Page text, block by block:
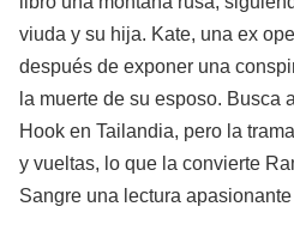
viuda y su hija. Kate, una ex
después de exponer una
la muerte de su esposo. Busca
Hook en Tailandia, pero la
y vueltas, lo que la convierte
Sangre una lectura